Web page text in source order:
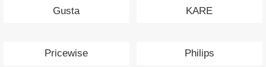
Gusta KARE
Pricewise Philips